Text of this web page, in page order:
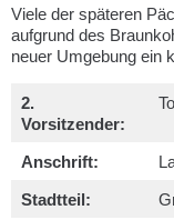
Viele der späteren
aufgrund des
neuer Umgebung ein
2.
Vorsitzender:
Anschrift:
Stadtteil: